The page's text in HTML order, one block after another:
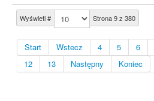
Wyświetl # Strona 9 z 380
Start Wstecz 4 5 6
12
13 Następny Koniec